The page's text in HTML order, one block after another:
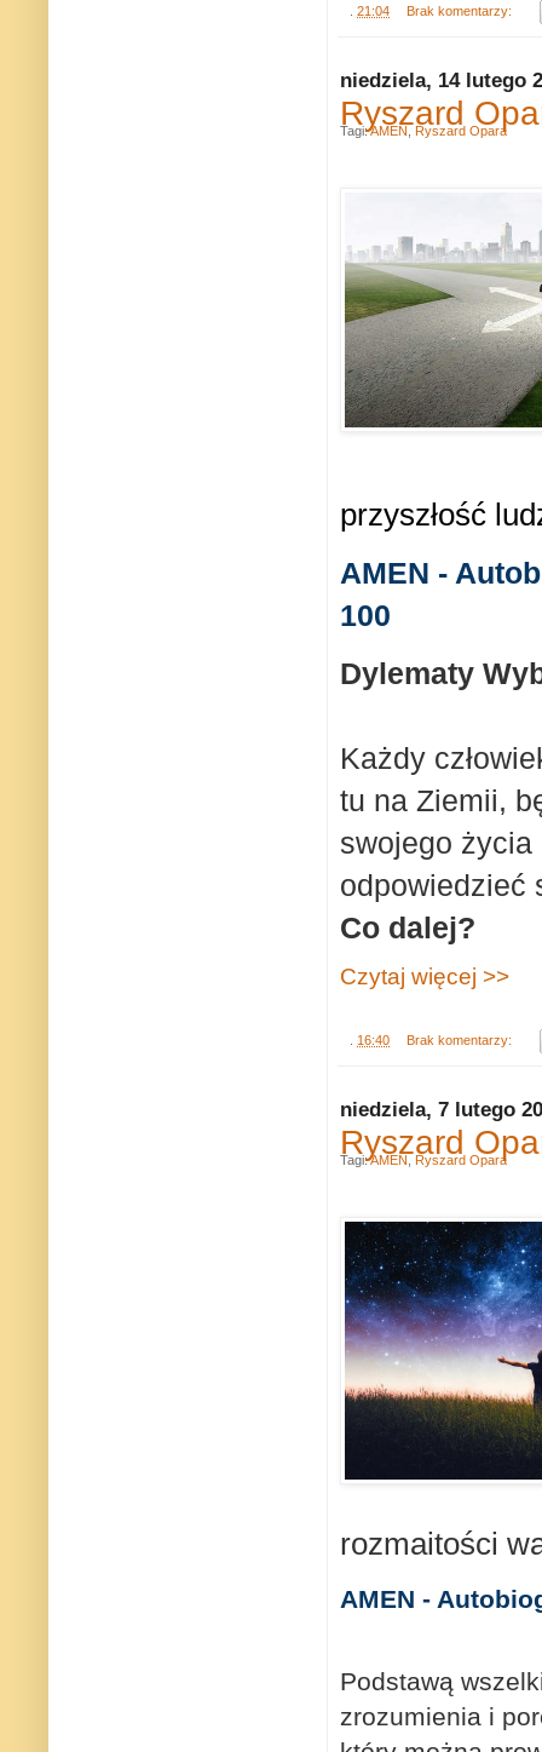
21:04 Brak komentarzy:
niedziela, 14 lutego
Ryszard
przyszłość
AMEN -
100
Dylematy
Każdy
tu na Ziemii,
swojego życia
odpowiedzieć
Co dalej?
Czytaj więcej >>
16:40 Brak komentarzy:
Tagi:AMEN Ryszard Opara
niedziela, 7 lutego
Ryszard
rozmaitości
AMEN -
Podstawą
zrozumienia i
Tagi:AMEN, Ryszard Opara